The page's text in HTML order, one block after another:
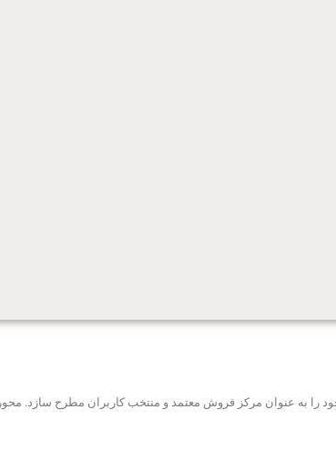
خود را به عنوان مرکز فروش معتمد و منتخب کاربران مطرح